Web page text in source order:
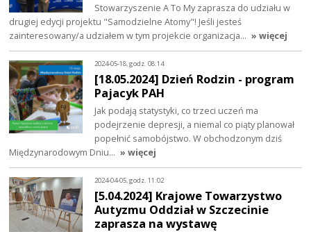
Stowarzyszenie A To My zaprasza do udziału w
drugiej edycji projektu "Samodzielne Atomy"! Jeśli jesteś
zainteresowany/a udziałem w tym projekcie organizacja… » więcej
2024-05-18, godz. 08:14
[18.05.2024] Dzień Rodzin - program
Pajacyk PAH
Jak podają statystyki, co trzeci uczeń ma
podejrzenie depresji, a niemal co piąty planował
popełnić samobójstwo. W obchodzonym dziś
Międzynarodowym Dniu… » więcej
2024-04-05, godz. 11:02
[5.04.2024] Krajowe Towarzystwo
Autyzmu Oddział w Szczecinie
zaprasza na wystawę